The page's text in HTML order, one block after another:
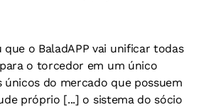
o BaladAPP vai unificar todas
o torcedor em um único
únicos do mercado que possuem
próprio [...] o sistema do sócio